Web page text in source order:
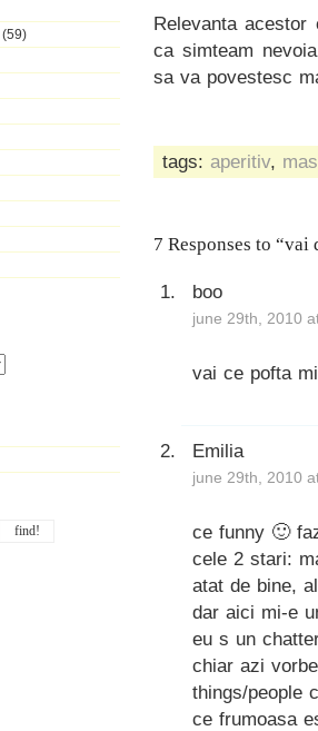
(59)
Relevanta
ca simteam
sa va povestesc
tags: aperitiv,
7 Responses to
boo
june 29th, 2010
vai ce pofta
Emilia
june 29th, 2010
ce funny 🙂
cele 2 stari:
atat de bine,
dar aici mi-e
eu s un
chiar azi
things/people
ce frumoasa